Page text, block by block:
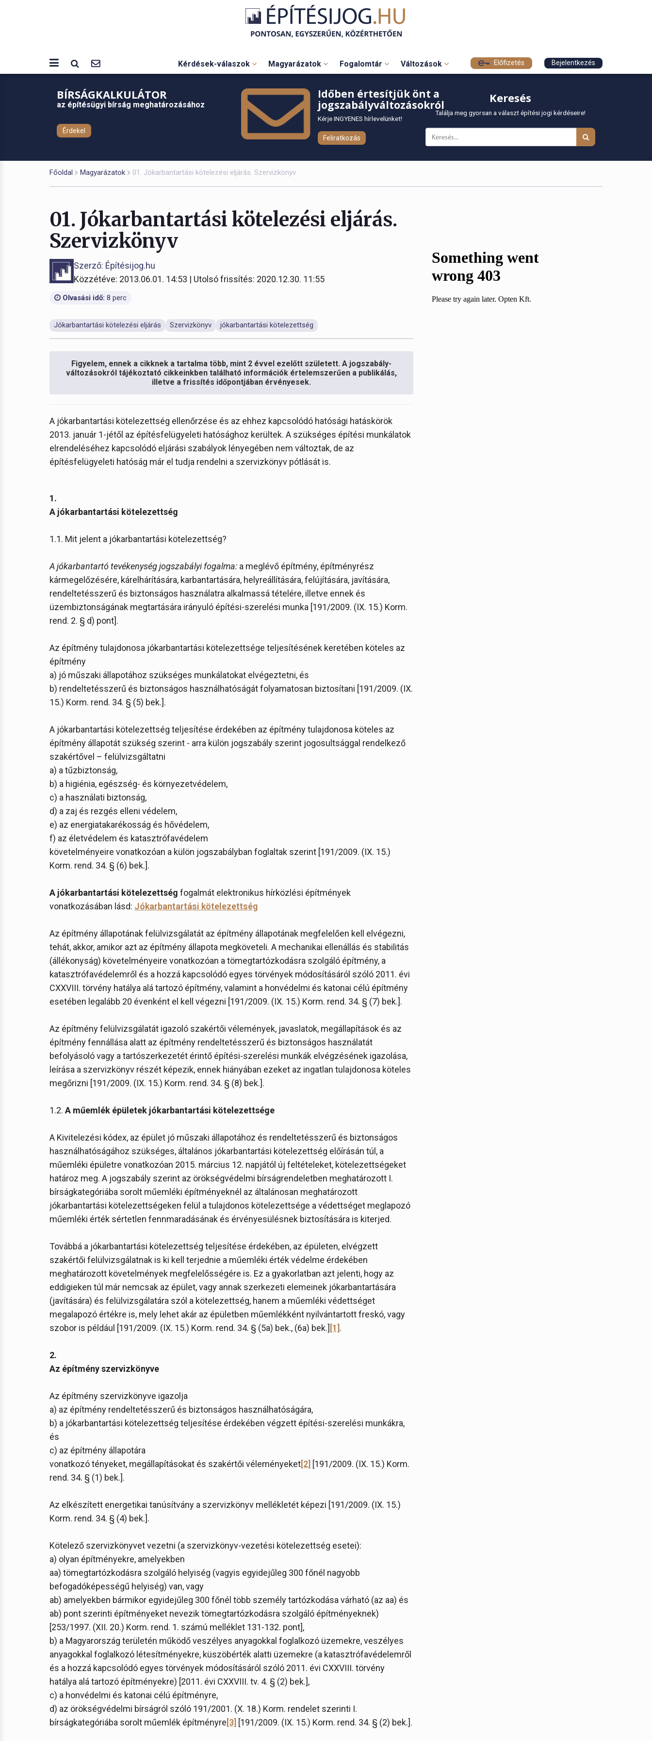
Kérdések-válaszok Magyarázatok Fogalomtár Változások Előfizetés Bejelentkezés
BÍRSÁGKALKULÁTOR
az építésügyi bírság meghatározásához
Érdekel
Időben értesítjük önt a
jogszabályváltozásokról
Kérje INGYENES hírlevelünket!
Feliratkozás
Keresés
Találja meg gyorsan a választ építési jogi kérdéseire!
Főoldal Magyarázatok 01. Jókarbantartási kötelezési eljárás. Szervizkönyv
01. Jókarbantartási kötelezési eljárás.
Szervizkönyv
Szerző: Építésijog.hu
Közzétéve: 2013.06.01. 14:53 | Utolsó frissítés: 2020.12.30. 11:55
Olvasási idő: 8 perc
Jókarbantartási kötelezési eljárás Szervizkönyv jókarbantartási kötelezettség
Figyelem, ennek a cikknek a tartalma több, mint 2 évvel ezelőtt született. A jogszabály-
változásokról tájékoztató cikkeinkben található információk értelemszerűen a publikálás,
illetve a frissítés időpontjában érvényesek.
A jókarbantartási kötelezettség ellenőrzése és az ehhez kapcsolódó hatósági hatáskörök
2013. január 1-jétől az építésfelügyeleti hatósághoz kerültek. A szükséges építési munkálatok
elrendeléséhez kapcsolódó eljárási szabályok lényegében nem változtak, de az
építésfelügyeleti hatóság már el tudja rendelni a szervizkönyv pótlását is.
1.
A jókarbantartási kötelezettség
1.1. Mit jelent a jókarbantartási kötelezettség?
A jókarbantartó tevékenység jogszabályi fogalma: a meglévő építmény, építményrész
kármegelőzésére, kárelhárítására, karbantartására, helyreállítására, felújítására, javítására,
rendeltetésszerű és biztonságos használatra alkalmassá tételére, illetve ennek és
üzembiztonságának megtartására irányuló építési-szerelési munka [191/2009. (IX. 15.) Korm.
rend. 2. § d) pont].
Az építmény tulajdonosa jókarbantartási kötelezettsége teljesítésének keretében köteles az
építmény
a) jó műszaki állapotához szükséges munkálatokat elvégeztetni, és
b) rendeltetésszerű és biztonságos használhatóságát folyamatosan biztosítani [191/2009. (IX.
15.) Korm. rend. 34. § (5) bek.].
A jókarbantartási kötelezettség teljesítése érdekében az építmény tulajdonosa köteles az
építmény állapotát szükség szerint - arra külön jogszabály szerint jogosultsággal rendelkező
szakértővel – felülvizsgáltatni
a) a tűzbiztonság,
b) a higiénia, egészség- és környezetvédelem,
c) a használati biztonság,
d) a zaj és rezgés elleni védelem,
e) az energiatakarékosság és hővédelem,
f) az életvédelem és katasztrófavédelem
követelményeire vonatkozóan a külön jogszabályban foglaltak szerint [191/2009. (IX. 15.)
Korm. rend. 34. § (6) bek.].
A jókarbantartási kötelezettség fogalmát elektronikus hírközlési építmények
vonatkozásában lásd: Jókarbantartási kötelezettség
Az építmény állapotának felülvizsgálatát az építmény állapotának megfelelően kell elvégezni,
tehát, akkor, amikor azt az építmény állapota megköveteli. A mechanikai ellenállás és stabilitás
(állékonyság) követelményeire vonatkozóan a tömegtartózkodásra szolgáló építmény, a
katasztrófavédelemről és a hozzá kapcsolódó egyes törvények módosításáról szóló 2011. évi
CXXVIII. törvény hatálya alá tartozó építmény, valamint a honvédelmi és katonai célú építmény
esetében legalább 20 évenként el kell végezni [191/2009. (IX. 15.) Korm. rend. 34. § (7) bek.].
Az építmény felülvizsgálatát igazoló szakértői vélemények, javaslatok, megállapítások és az
építmény fennállása alatt az építmény rendeltetésszerű és biztonságos használatát
befolyásoló vagy a tartószerkezetét érintő építési-szerelési munkák elvégzésének igazolása,
leírása a szervizkönyv részét képezik, ennek hiányában ezeket az ingatlan tulajdonosa köteles
megőrizni [191/2009. (IX. 15.) Korm. rend. 34. § (8) bek.].
1.2. A műemlék épületek jókarbantartási kötelezettsége
A Kivitelezési kódex, az épület jó műszaki állapotához és rendeltetésszerű és biztonságos
használhatóságához szükséges, általános jókarbantartási kötelezettség előírásán túl, a
műemléki épületre vonatkozóan 2015. március 12. napjától új feltételeket, kötelezettségeket
határoz meg. A jogszabály szerint az örökségvédelmi bírságrendeletben meghatározott I.
bírságkategóriába sorolt műemléki építményeknél az általánosan meghatározott
jókarbantartási kötelezettségeken felül a tulajdonos kötelezettsége a védettséget meglapozó
műemléki érték sértetlen fennmaradásának és érvényesülésnek biztosítására is kiterjed.
Továbbá a jókarbantartási kötelezettség teljesítése érdekében, az épületen, elvégzett
szakértői felülvizsgálatnak is ki kell terjednie a műemléki érték védelme érdekében
meghatározott követelmények megfelelősségére is. Ez a gyakorlatban azt jelenti, hogy az
eddigieken túl már nemcsak az épület, vagy annak szerkezeti elemeinek jókarbantartására
(javítására) és felülvizsgálatára szól a kötelezettség, hanem a műemléki védettséget
megalapozó értékre is, mely lehet akár az épületben műemlékként nyilvántartott freskó, vagy
szobor is például [191/2009. (IX. 15.) Korm. rend. 34. § (5a) bek., (6a) bek.] [1].
2.
Az építmény szervizkönyve
Az építmény szervizkönyve igazolja
a) az építmény rendeltetésszerű és biztonságos használhatóságára,
b) a jókarbantartási kötelezettség teljesítése érdekében végzett építési-szerelési munkákra,
és
c) az építmény állapotára
vonatkozó tényeket, megállapításokat és szakértői véleményeket[2] [191/2009. (IX. 15.) Korm.
rend. 34. § (1) bek.].
Az elkészített energetikai tanúsítvány a szervizkönyv mellékletét képezi [191/2009. (IX. 15.)
Korm. rend. 34. § (4) bek.].
Kötelező szervizkönyvet vezetni (a szervizkönyv-vezetési kötelezettség esetei):
a) olyan építményekre, amelyekben
aa) tömegtartózkodásra szolgáló helyiség (vagyis egyidejűleg 300 főnél nagyobb
befogadóképességű helyiség) van, vagy
ab) amelyekben bármikor egyidejűleg 300 főnél több személy tartózkodása várható (az aa) és
ab) pont szerinti építményeket nevezik tömegtartózkodásra szolgáló építményeknek)
[253/1997. (XII. 20.) Korm. rend. 1. számú melléklet 131-132. pont],
b) a Magyarország területén működő veszélyes anyagokkal foglalkozó üzemekre, veszélyes
anyagokkal foglalkozó létesítményekre, küszöbérték alatti üzemekre (a katasztrófavédelemről
és a hozzá kapcsolódó egyes törvények módosításáról szóló 2011. évi CXXVIII. törvény
hatálya alá tartozó építményekre) [2011. évi CXXVIII. tv. 4. § (2) bek.],
c) a honvédelmi és katonai célú építményre,
d) az örökségvédelmi bírságról szóló 191/2001. (X. 18.) Korm. rendelet szerinti I.
bírságkategóriába sorolt műemlék építményre[3] [191/2009. (IX. 15.) Korm. rend. 34. § (2) bek.].